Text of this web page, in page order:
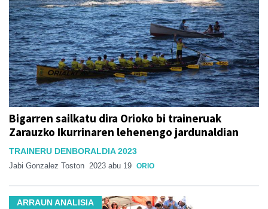
Bigarren sailkatu dira Orioko bi traineruak
Zarauzko Ikurrinaren lehenengo jardunaldian
TRAINERU DENBORALDIA 2023
Jabi Gonzalez Toston 2023 abu 19 ORIO
ARRAUN ANALISIA